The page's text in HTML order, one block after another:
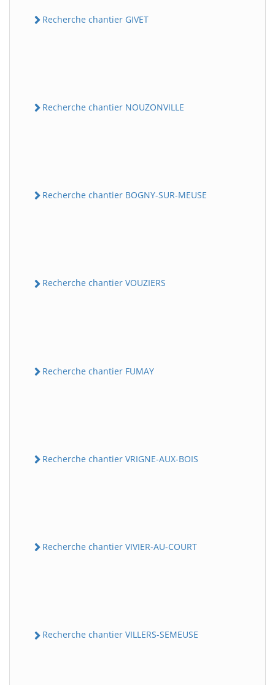
Recherche chantier GIVET
Recherche chantier NOUZONVILLE
Recherche chantier BOGNY-SUR-MEUSE
Recherche chantier VOUZIERS
Recherche chantier FUMAY
Recherche chantier VRIGNE-AUX-BOIS
Recherche chantier VIVIER-AU-COURT
Recherche chantier VILLERS-SEMEUSE